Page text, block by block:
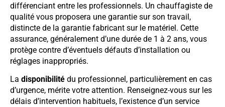
différenciant entre les professionnels. Un chauffagiste de
qualité vous proposera une garantie sur son travail,
distincte de la garantie fabricant sur le matériel. Cette
assurance, généralement d’une durée de 1 à 2 ans, vous
protège contre d’éventuels défauts d’installation ou
réglages inappropriés.
La disponibilité du professionnel, particulièrement en cas
d’urgence, mérite votre attention. Renseignez-vous sur les
délais d’intervention habituels, l’existence d’un service